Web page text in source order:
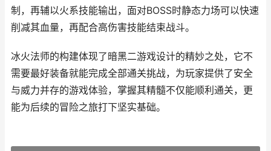
制，再辅以火系技能输出，面对BOSS时静态力场可以快速
削减其血量，再配合高伤害技能结束战斗。
冰火法师的构建体现了暗黑二游戏设计的精妙之处，它不
需要最好装备就能完成全部通关挑战，为玩家提供了安全
与威力并存的游戏体验，掌握其精髓不仅能顺利通关，更
能为后续的冒险之旅打下坚实基础。